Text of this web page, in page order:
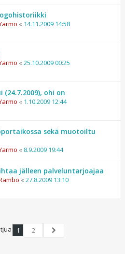
« 14.11.2009 14:58
« 25.10.2009 00:25
ohi on
« 1.10.2009 12:44
sekä muotoiltu
« 8.9.2009 19:44
jälleen palveluntarjoajaa
« 27.8.2009 13:10
1
2
Seuraava